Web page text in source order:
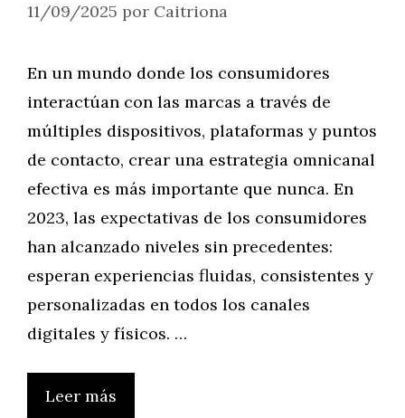
11/09/2025 por Caitriona
En un mundo donde los consumidores
interactúan con las marcas a través de
múltiples dispositivos, plataformas y puntos
de contacto, crear una estrategia omnicanal
efectiva es más importante que nunca. En
2023, las expectativas de los consumidores
han alcanzado niveles sin precedentes:
esperan experiencias fluidas, consistentes y
personalizadas en todos los canales
digitales y físicos. …
Leer más